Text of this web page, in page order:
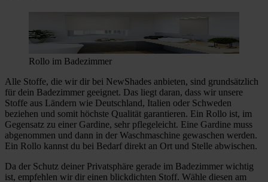
Rollo im Badezimmer
Alle Stoffe, die wir dir bei NewShades anbieten, sind grundsätzlich
für dein Badezimmer geeignet. Das liegt daran, dass wir unsere
Stoffe aus Ländern wie Deutschland, Italien oder Schweden
beziehen und somit höchste Qualität garantieren. Ein Rollo ist, im
Gegensatz zu einer Gardine, sehr pflegeleicht. Eine Gardine muss
abgenommen und dann in der Waschmaschine gewaschen werden.
Ein Rollo kannst du bei Bedarf direkt an Ort und Stelle abwischen.
Da der Schutz deiner Privatsphäre gerade im Badezimmer wichtig
ist, empfehlen wir dir einen blickdichten Stoff. Wähle diesen am